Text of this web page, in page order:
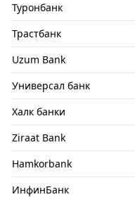
Туронбанк
Трастбанк
Uzum Bank
Универсал банк
Халк банки
Ziraat Bank
Hamkorbank
ИнфинБанк